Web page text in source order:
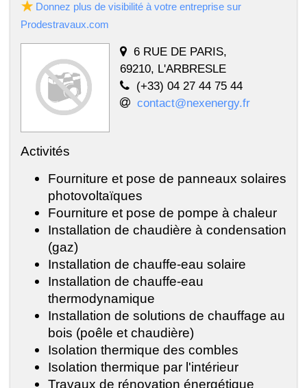
Donnez plus de visibilité à votre entreprise sur
Prodestravaux.com
6 RUE DE PARIS,
69210, L'ARBRESLE
(+33) 04 27 44 75 44
contact@nexenergy.fr
Activités
Fourniture et pose de panneaux solaires
photovoltaïques
Fourniture et pose de pompe à chaleur
Installation de chaudière à condensation
(gaz)
Installation de chauffe-eau solaire
Installation de chauffe-eau
thermodynamique
Installation de solutions de chauffage au
bois (poêle et chaudière)
Isolation thermique des combles
Isolation thermique par l'intérieur
Travaux de rénovation énergétique